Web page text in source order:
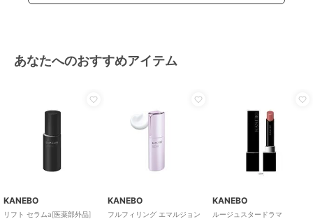
あなたへのおすすめアイテム
KANEBO
リフト セラムa[医薬部外品]
KANEBO
フルフィリング エマルジョン
KANEBO
ルージュスタードラマ